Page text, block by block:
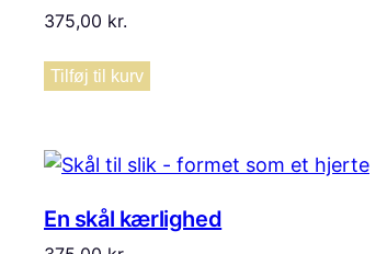
375,00 kr.
Tilføj til kurv
En skål kærlighed